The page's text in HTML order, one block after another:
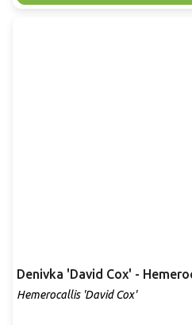
Denivka 'David Cox' -
Hemerocallis 'David Cox'